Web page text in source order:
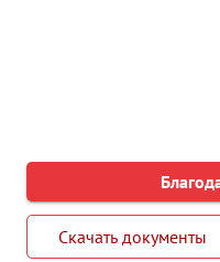
Скачать документы